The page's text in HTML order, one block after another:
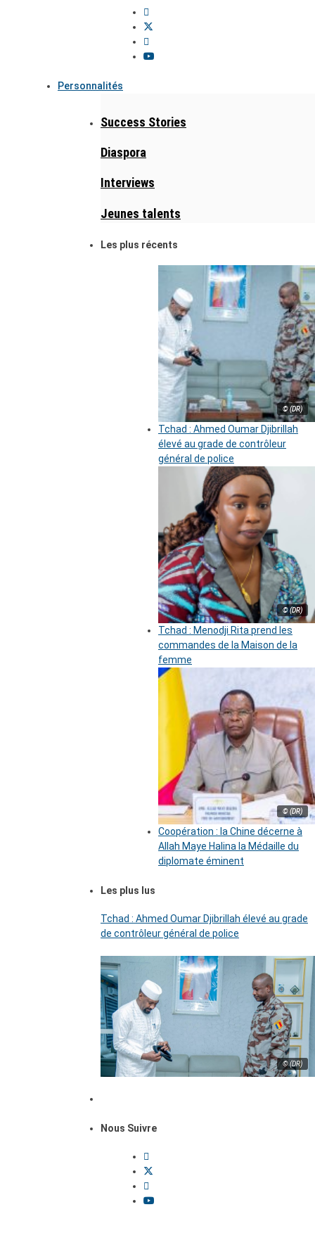
Personnalités
Success Stories
Diaspora
Interviews
Jeunes talents
Les plus récents
© (DR)
Tchad : Ahmed Oumar Djibrillah
élevé au grade de contrôleur
général de police
© (DR)
Tchad : Menodji Rita prend les
commandes de la Maison de la
femme
© (DR)
Coopération : la Chine décerne à
Allah Maye Halina la Médaille du
diplomate éminent
Les plus lus
Tchad : Ahmed Oumar Djibrillah élevé au grade
de contrôleur général de police
© (DR)
Nous Suivre